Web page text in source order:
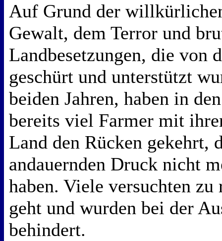
Auf Grund der
Gewalt, dem Terror und
Landbesetzungen, die von
geschürt und unterstützt
beiden Jahren, haben in
bereits viel Farmer mit
Land den Rücken gekehrt,
andauernden Druck nicht
haben. Viele versuchten zu
geht und wurden bei der
behindert.